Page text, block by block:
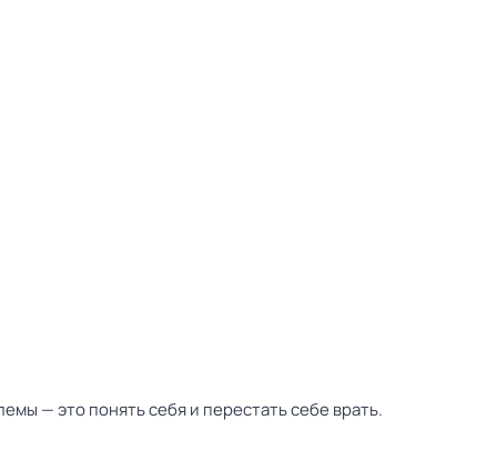
— это понять себя и перестать себе врать.